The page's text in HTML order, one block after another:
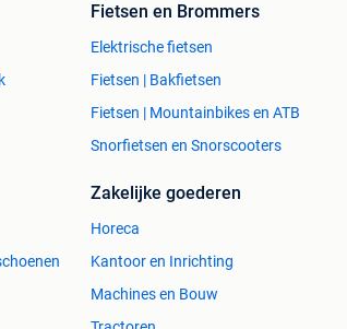
Fietsen en Brommers
Elektrische fietsen
Fietsen | Bakfietsen
Fietsen | Mountainbikes en ATB
Snorfietsen en Snorscooters
Zakelijke goederen
Horeca
Kantoor en Inrichting
Machines en Bouw